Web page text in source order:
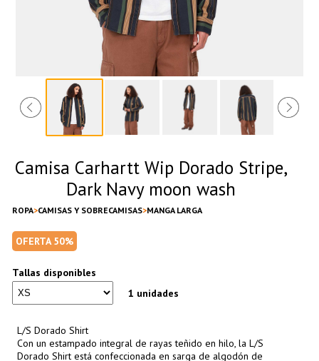
Camisa Carhartt Wip Dorado Stripe,
Dark Navy moon wash
ROPA CAMISAS Y SOBRECAMISAS MANGA LARGA
OFERTA 50%
Tallas disponibles
1 unidades
L/S Dorado Shirt
Con un estampado integral de rayas teñido en hilo, la L/S
Dorado Shirt está confeccionada en sarga de algodón de